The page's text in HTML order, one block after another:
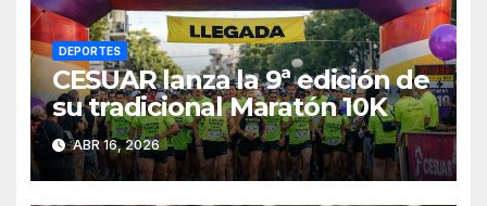
DEPORTES
CESUAR lanza la 9ª edición de
su tradicional Maratón 10K
ABR 16, 2026